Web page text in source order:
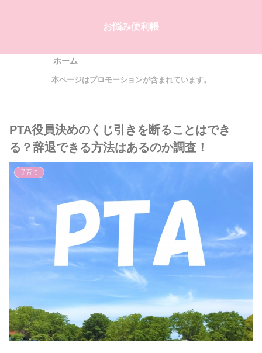
お悩み便利帳
ホーム
本ページはプロモーションが含まれています。
PTA役員決めのくじ引きを断ることはでき
る？辞退できる方法はあるのか調査！
子育て